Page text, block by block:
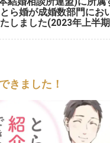
ら婚が成婚数部門にお
しました(2023年上半
きました！